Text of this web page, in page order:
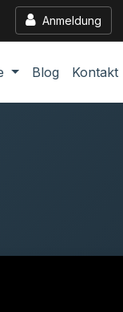
Anmeldung
Blog Kontakt